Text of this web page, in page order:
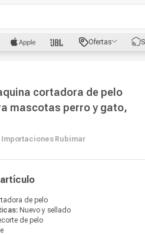
Ofertas
cortadora de pelo
mascotas perro y gato,
Importaciones Rubimar
de pelo
Nuevo y sellado
de pelo